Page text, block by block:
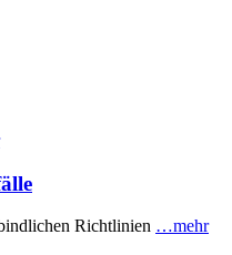
Richtlinien …mehr